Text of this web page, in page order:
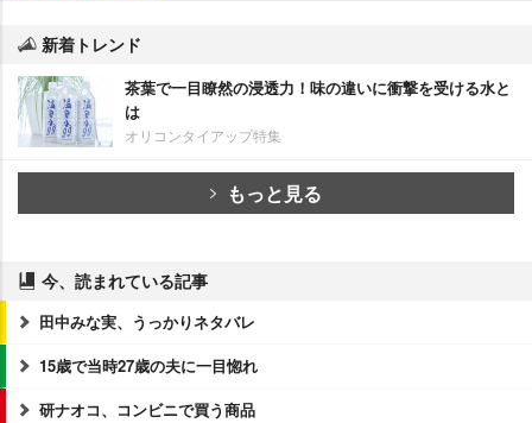
新着トレンド
茶葉で一目瞭然の浸透力！味の違いに衝撃を受ける水と
は
オリコンタイアップ特集
もっと見る
今、読まれている記事
田中みな実、うっかりネタバレ
15歳で当時27歳の夫に一目惚れ
研ナオコ、コンビニで買う商品